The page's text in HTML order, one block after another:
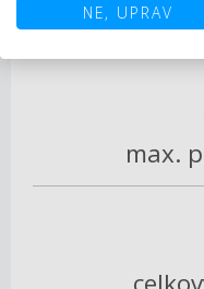
max.
NE, UPRAV